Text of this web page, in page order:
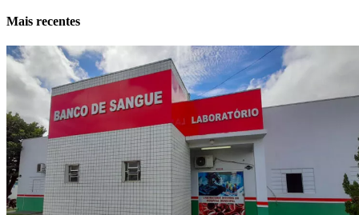
Mais recentes